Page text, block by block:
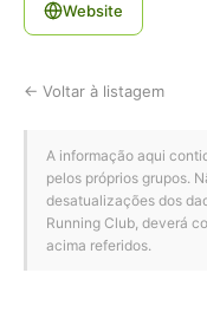
Website
← Voltar à listagem
A informação aqui
pelos próprios grupos.
desatualizações dos
Running Club, deverá
acima referidos.